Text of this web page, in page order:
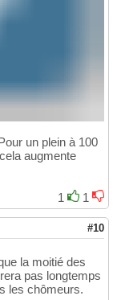
un plein à 100
augmente
1
1
#10
la moitié des
pas longtemps
les chômeurs.